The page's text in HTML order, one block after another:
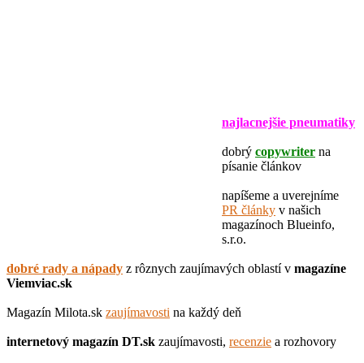
najlacnejšie pneumatiky
dobrý copywriter na
písanie článkov
napíšeme a uverejníme
PR články v našich
magazínoch Blueinfo,
s.r.o.
dobré rady a nápady z rôznych zaujímavých oblastí v magazíne
Viemviac.sk
Magazín Milota.sk zaujímavosti na každý deň
internetový magazín DT.sk zaujímavosti, recenzie a rozhovory